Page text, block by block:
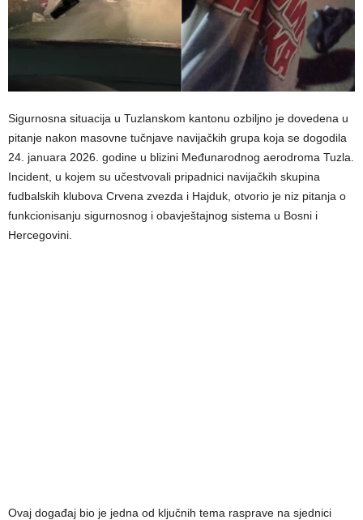
Sigurnosna situacija u Tuzlanskom kantonu ozbiljno je dovedena u
pitanje nakon masovne tučnjave navijačkih grupa koja se dogodila
24. januara 2026. godine u blizini Međunarodnog aerodroma Tuzla.
Incident, u kojem su učestvovali pripadnici navijačkih skupina
fudbalskih klubova Crvena zvezda i Hajduk, otvorio je niz pitanja o
funkcionisanju sigurnosnog i obavještajnog sistema u Bosni i
Hercegovini.
Ovaj događaj bio je jedna od ključnih tema rasprave na sjednici